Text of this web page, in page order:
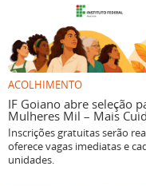
ACOLHIMENTO
IF Goiano abre seleção
Mulheres Mil – Mais
Inscrições gratuitas serão
oferece vagas imediatas e
unidades.